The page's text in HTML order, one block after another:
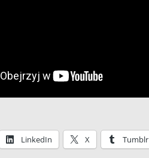
LinkedIn X Tumblr